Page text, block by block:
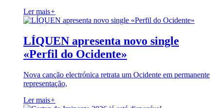
Ler mais+
LÍQUEN apresenta novo single
«Perfil do Ocidente»
Nova canção electrónica retrata um Ocidente em permanente
representação,
Ler mais+